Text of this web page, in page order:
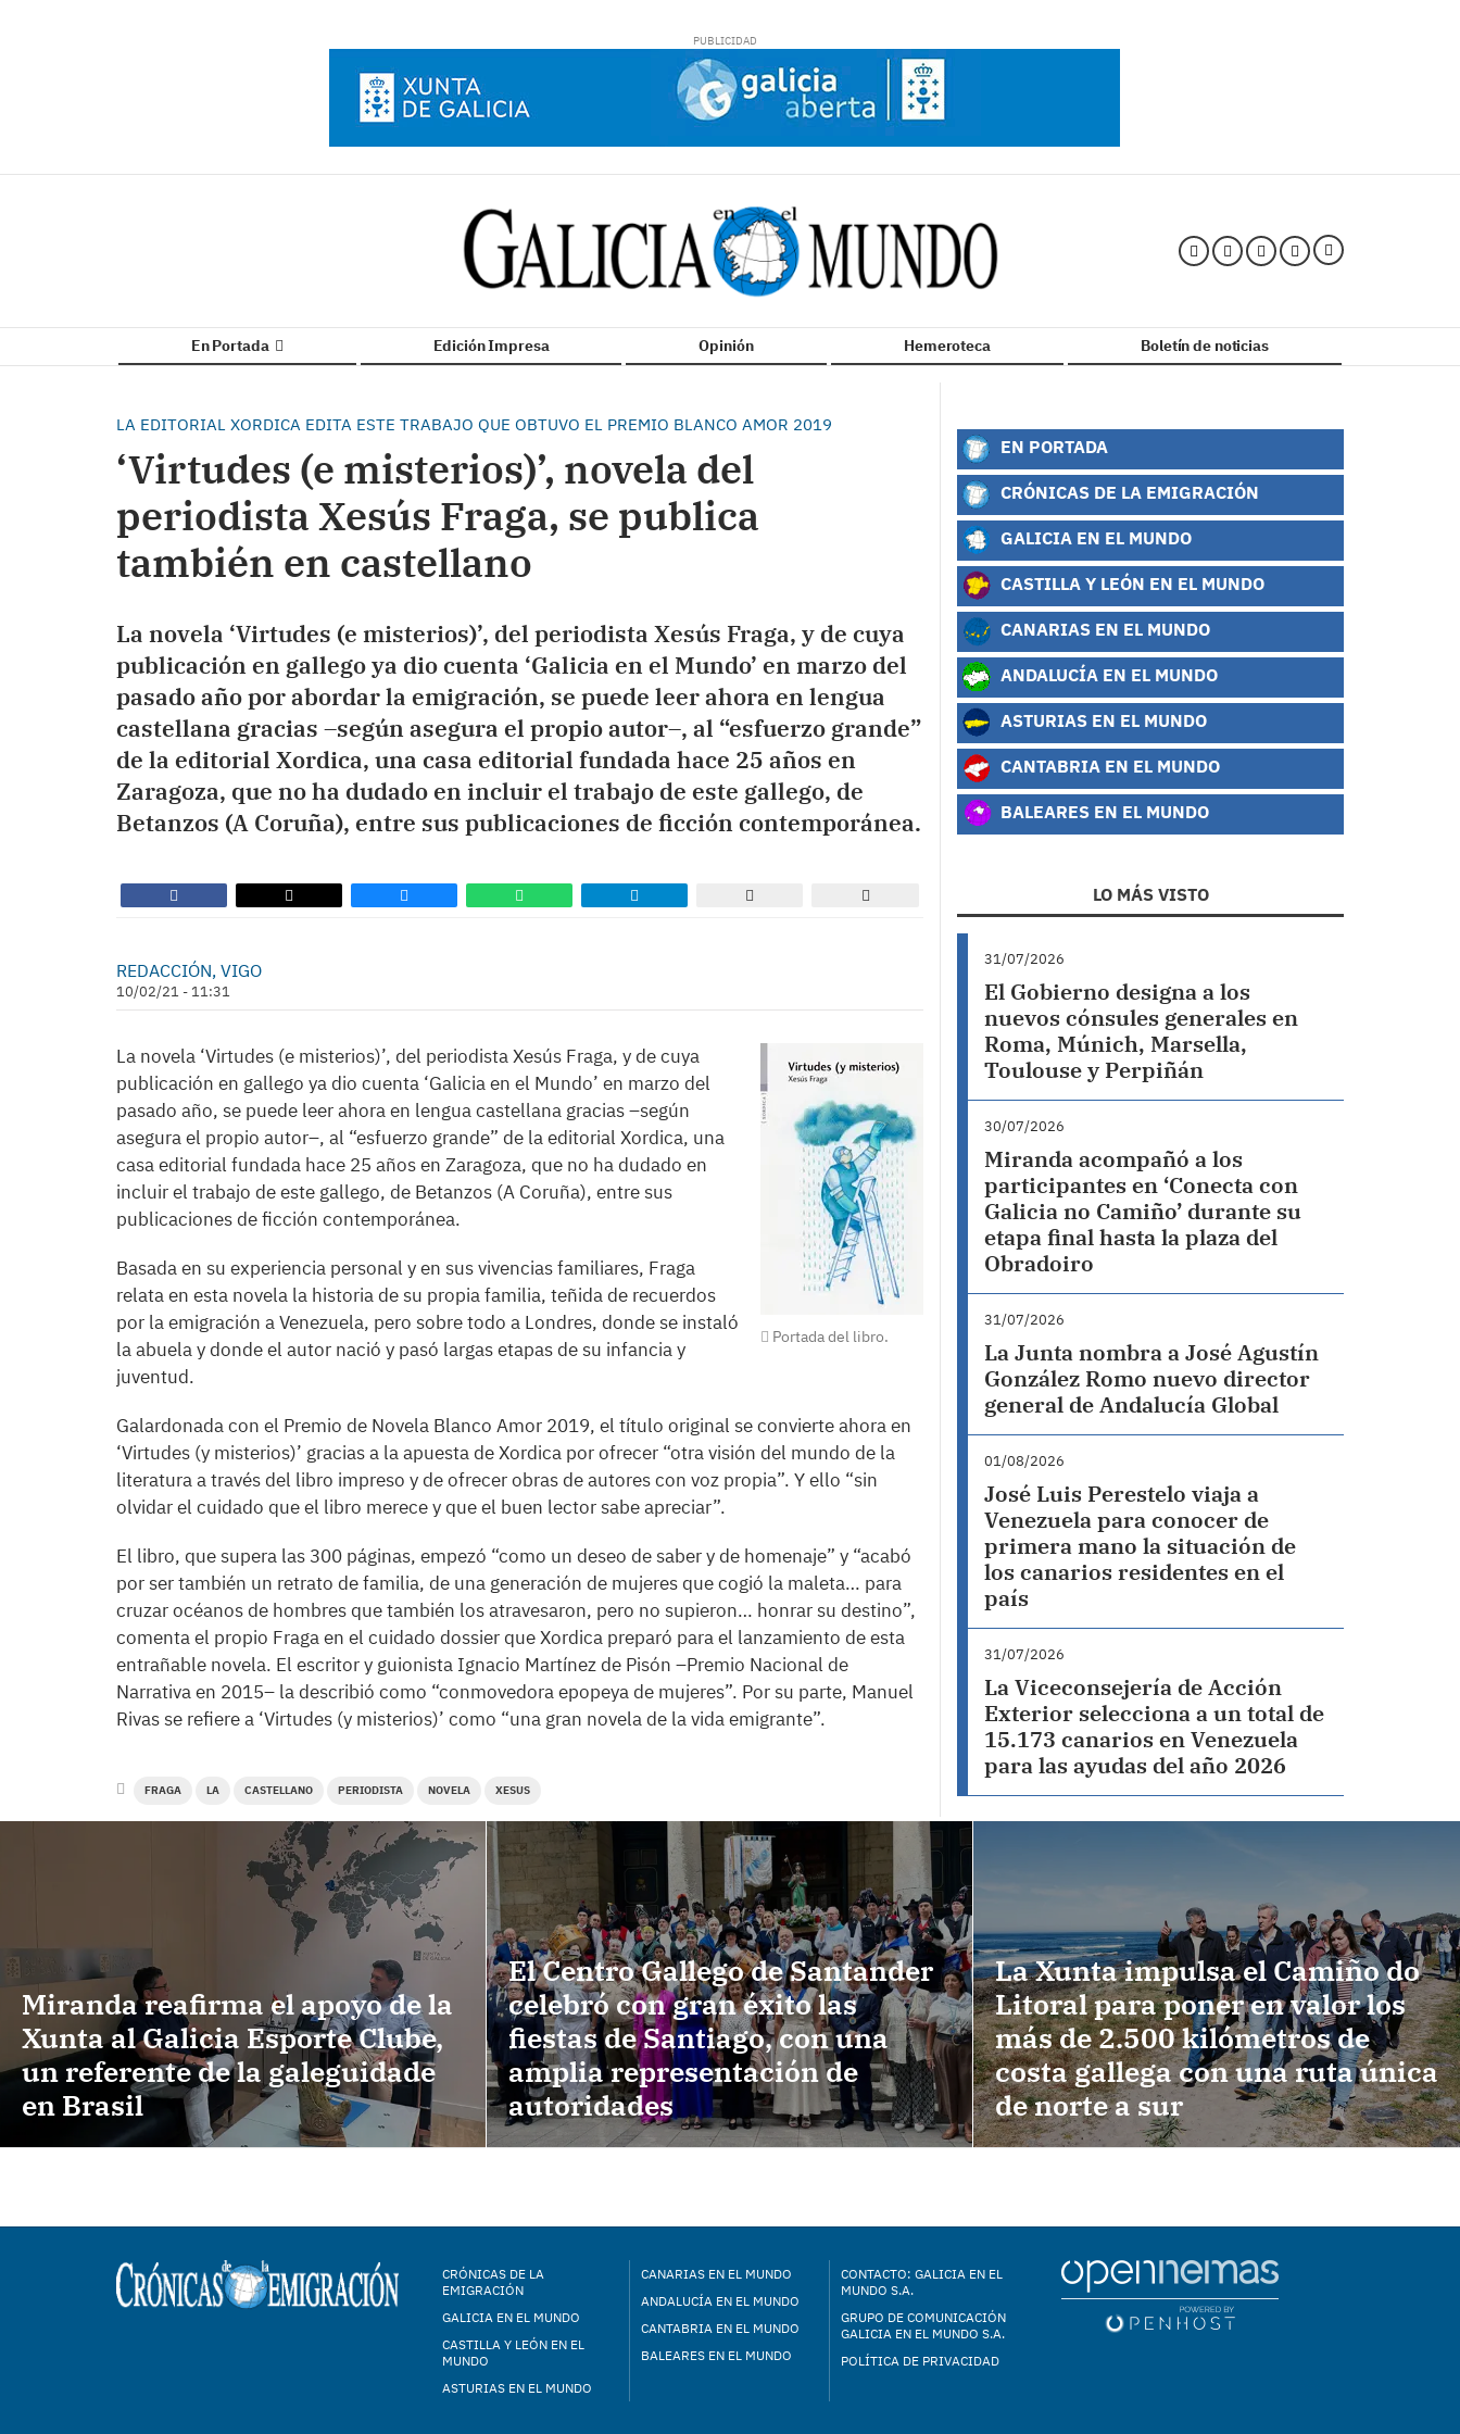
En Portada Edición Impresa Opinión Hemeroteca Boletín de noticias
LA EDITORIAL XORDICA EDITA ESTE TRABAJO QUE OBTUVO EL PREMIO BLANCO AMOR 2019
‘Virtudes (e misterios)’, novela del
periodista Xesús Fraga, se publica
también en castellano
La novela ‘Virtudes (e misterios)’, del periodista Xesús Fraga, y de cuya
publicación en gallego ya dio cuenta ‘Galicia en el Mundo’ en marzo del
pasado año por abordar la emigración, se puede leer ahora en lengua
castellana gracias –según asegura el propio autor–, al “esfuerzo grande”
de la editorial Xordica, una casa editorial fundada hace 25 años en
Zaragoza, que no ha dudado en incluir el trabajo de este gallego, de
Betanzos (A Coruña), entre sus publicaciones de ficción contemporánea.
REDACCIÓN, VIGO
10/02/21 - 11:31
Portada del libro.
La novela ‘Virtudes (e misterios)’, del periodista Xesús Fraga, y de cuya
publicación en gallego ya dio cuenta ‘Galicia en el Mundo’ en marzo del
pasado año, se puede leer ahora en lengua castellana gracias –según
asegura el propio autor–, al “esfuerzo grande” de la editorial Xordica, una
casa editorial fundada hace 25 años en Zaragoza, que no ha dudado en
incluir el trabajo de este gallego, de Betanzos (A Coruña), entre sus
publicaciones de ficción contemporánea.
Basada en su experiencia personal y en sus vivencias familiares, Fraga
relata en esta novela la historia de su propia familia, teñida de recuerdos
por la emigración a Venezuela, pero sobre todo a Londres, donde se instaló
la abuela y donde el autor nació y pasó largas etapas de su infancia y
juventud.
Galardonada con el Premio de Novela Blanco Amor 2019, el título original se convierte ahora en
‘Virtudes (y misterios)’ gracias a la apuesta de Xordica por ofrecer “otra visión del mundo de la
literatura a través del libro impreso y de ofrecer obras de autores con voz propia”. Y ello “sin
olvidar el cuidado que el libro merece y que el buen lector sabe apreciar”.
El libro, que supera las 300 páginas, empezó “como un deseo de saber y de homenaje” y “acabó
por ser también un retrato de familia, de una generación de mujeres que cogió la maleta… para
cruzar océanos de hombres que también los atravesaron, pero no supieron… honrar su destino”,
comenta el propio Fraga en el cuidado dossier que Xordica preparó para el lanzamiento de esta
entrañable novela. El escritor y guionista Ignacio Martínez de Pisón –Premio Nacional de
Narrativa en 2015– la describió como “conmovedora epopeya de mujeres”. Por su parte, Manuel
Rivas se refiere a ‘Virtudes (y misterios)’ como “una gran novela de la vida emigrante”.
FRAGA LA CASTELLANO PERIODISTA NOVELA XESUS
EN PORTADA
CRÓNICAS DE LA EMIGRACIÓN
GALICIA EN EL MUNDO
CASTILLA Y LEÓN EN EL MUNDO
CANARIAS EN EL MUNDO
ANDALUCÍA EN EL MUNDO
ASTURIAS EN EL MUNDO
CANTABRIA EN EL MUNDO
BALEARES EN EL MUNDO
LO MÁS VISTO
31/07/2026
El Gobierno designa a los
nuevos cónsules generales en
Roma, Múnich, Marsella,
Toulouse y Perpiñán
30/07/2026
Miranda acompañó a los
participantes en ‘Conecta con
Galicia no Camiño’ durante su
etapa final hasta la plaza del
Obradoiro
31/07/2026
La Junta nombra a José Agustín
González Romo nuevo director
general de Andalucía Global
01/08/2026
José Luis Perestelo viaja a
Venezuela para conocer de
primera mano la situación de
los canarios residentes en el
país
31/07/2026
La Viceconsejería de Acción
Exterior selecciona a un total de
15.173 canarios en Venezuela
para las ayudas del año 2026
Miranda reafirma el apoyo de la
Xunta al Galicia Esporte Clube,
un referente de la galeguidade
en Brasil
El Centro Gallego de Santander
celebró con gran éxito las
fiestas de Santiago, con una
amplia representación de
autoridades
La Xunta impulsa el Camiño do
Litoral para poner en valor los
más de 2.500 kilómetros de
costa gallega con una ruta única
de norte a sur
CRÓNICAS DE LA
EMIGRACIÓN
GALICIA EN EL MUNDO
CASTILLA Y LEÓN EN EL
MUNDO
ASTURIAS EN EL MUNDO
CANARIAS EN EL MUNDO
ANDALUCÍA EN EL MUNDO
CANTABRIA EN EL MUNDO
BALEARES EN EL MUNDO
CONTACTO: GALICIA EN EL
MUNDO S.A.
GRUPO DE COMUNICACIÓN
GALICIA EN EL MUNDO S.A.
POLÍTICA DE PRIVACIDAD